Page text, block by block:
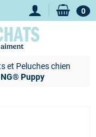
0
et Peluches chien
Puppy